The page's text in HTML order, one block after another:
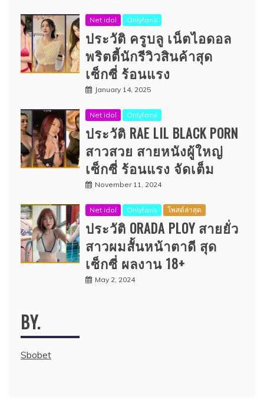
Net idol Onlyfans
ประวัติ ครูบลู เน็ตไอดอล
พริตตี้นักรีวิวสินค้าสุด
เซ็กซี่ ร้อนแรง
January 14, 2025
Net idol Onlyfans
ประวัติ RAE LIL BLACK PORN
สาวสวย สายหนังผู้ใหญ่
เซ็กซี่ ร้อนแรง จัดเต็ม
November 11, 2024
Net idol Onlyfans โพสต์ล่าสุด
ประวัติ ORADA PLOY สายยั่ว
สาวผมสั้นหน้าตาดี สุด
เซ็กซี่ ผลงาน 18+
May 2, 2024
BY.
Sbobet